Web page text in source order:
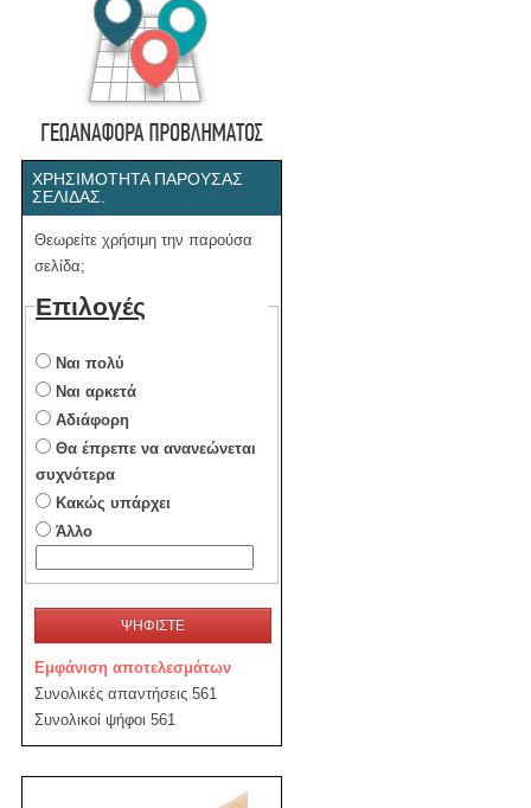
ΧΡΗΣΙΜΌΤΗΤΑ ΠΑΡΟΎΣΑΣ
ΣΕΛΊΔΑΣ.
Θεωρείτε χρήσιμη την παρούσα
σελίδα;
Επιλογές
Ναι πολύ
Ναι αρκετά
Αδιάφορη
Θα έπρεπε να ανανεώνεται
συχνότερα
Κακώς υπάρχει
Άλλο
ΨΗΦΙΣΤΕ
Εμφάνιση αποτελεσμάτων
Συνολικές απαντήσεις 561
Συνολικοί ψήφοι 561